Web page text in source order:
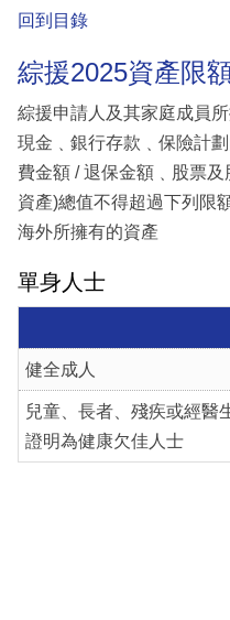
回到目錄
綜援2025資產限
綜援申請人及其家庭成員
現金﹑銀行存款﹑保險計
費金額 / 退保金額﹑股票
資產)總值不得超過下列限
海外所擁有的資產
單身人士
健全成人
兒童、長者、殘疾或經醫
證明為健康欠佳人士